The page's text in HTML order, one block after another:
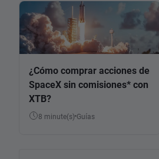
¿Cómo comprar acciones de
SpaceX sin comisiones* con
XTB?
8 minute(s) Guías